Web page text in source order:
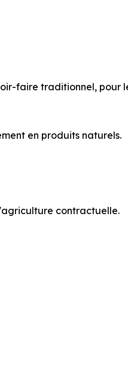
faire traditionnel, pour
en produits naturels.
contractuelle.